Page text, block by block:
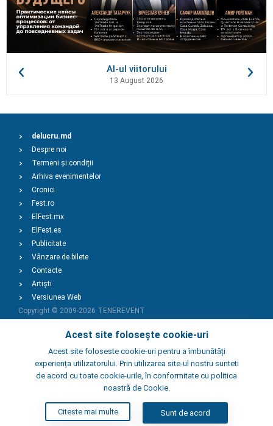
AI-ul viitorului
13 August 2026
Acest site folosește cookie-uri
Acest site foloseste cookie-uri pentru a îmbunătăți
experiența utilizatorului. Prin utilizarea site-ul nostru sunteti
de acord cu toate cookie-urile, în conformitate cu politica
noastră de Cookie.
Citeste mai multe Sunt de acord
delucru.md
Despre noi
Termeni și condiții
Arhiva evenimentelor
Cronici
Fest.ro
ElFest.mx
ElFest.es
Publicitate
Vânzare de bilete
Contacte
Artiști
Versiunea Web
Copyright © 2009-2026 TENEREVENT
Adaugă Eveniment
Adaugă Local